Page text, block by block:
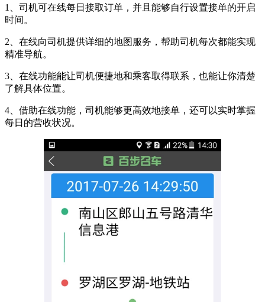
1、司机可在线每日接取订单，并且能够自行设置接单的开启
时间。
2、在线向司机提供详细的地图服务，帮助司机每次都能实现
精准导航。
3、在线功能能让司机便捷地和乘客取得联系，也能让你清楚
了解具体位置。
4、借助在线功能，司机能够更高效地接单，还可以实时掌握
每日的营收状况。